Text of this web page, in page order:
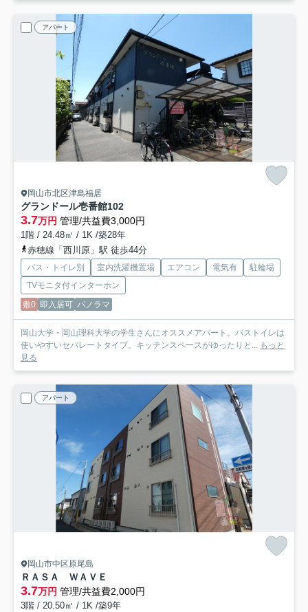
アパート
岡山市北区津島福居
グランドール壱番館102
3.7万円 管理/共益費3,000円
1階 / 24.48㎡ / 1K /築28年
赤穂線「西川原」駅 徒歩44分
バス・トイレ別 室内洗濯機置場 エアコン 電気有
駐輪場
TVモニタ付インターホン
敷0 即入居可 パノラマ
岡山大学・岡山理科大学の学生さんにオススメアパート。バストイレは
使いやすいセパレートタイプ。キッチンスペースがゆったりと... もっと
見る
アパート
岡山市中区原尾島
ＲＡＳＡ ＷＡＶＥ
3.7万円 管理/共益費2,000円
3階 / 20.50㎡ / 1K /築9年